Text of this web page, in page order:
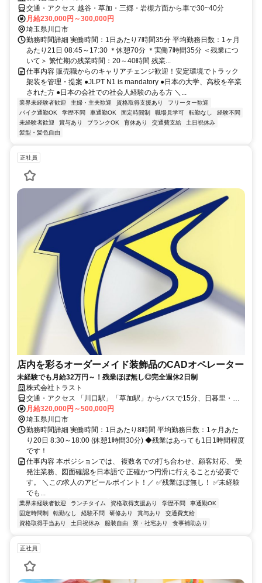
交通・アクセス 越谷・草加・三郷・岩槻方面から車で30~40分
月給230,000円～300,000円
埼玉県川口市
勤務時間詳細 実働時間：1日あたり7時間35分 平均勤務日数：1ヶ月
あたり21日 08:45～17:30 ＊休憩70分 ＊実働7時間35分 ＜残業につ
いて＞ 繁忙期の残業時間：20～40時間 残業...
仕事内容 販売職からのキャリアチェンジ歓迎！安定環境でトラック
架装を管理・提案 ●JLPT N1 is mandatory ●日本の大学、高校を卒業
された方 ●日本の会社での社会人経験のある方 ＼...
業界未経験者歓迎 主婦・主夫歓迎 資格取得支援あり
フリーター歓迎
バイク通勤OK
学歴不問 車通勤OK 固定時間制 職場見学可 転勤なし
経験不問
未経験者歓迎
賞与あり ブランクOK 育休あり 交通費支給
土日祝休み
髪型・髪色自由
正社員
店内を彩るオーダーメイド装飾品のCADオペレーター
未経験でも月給32万円～！残業ほぼ無し◎完全週休2日制
株式会社トラスト
交通・アクセス 「川口駅」「草加駅」からバスで15分、日暮里・舎
人ライナー「見沼代親水公園駅」から車で5分
月給320,000円～500,000円
埼玉県川口市
勤務時間詳細 実働時間：1日あたり8時間 平均勤務日数：1ヶ月あた
り20日 8:30～18:00 (休憩1時間30分) ◆残業はあっても1日1時間程度
です！
仕事内容 本ポジションでは、 複数名での打ち合わせ、顧客対応、 受
発注業務、図面確認を日本語で 正確かつ円滑に行えることが必要で
す。 ＼この求人のアピールポイント！／ ✅残業ほぼ無し！ ✅未経験
でも...
業界未経験者歓迎 ランチタイム 資格取得支援あり 学歴不問
車通勤OK
固定時間制
転勤なし 経験不問 研修あり 賞与あり
交通費支給
資格取得手当あり
土日祝休み 服装自由 寮・社宅あり 食事補助あり
正社員